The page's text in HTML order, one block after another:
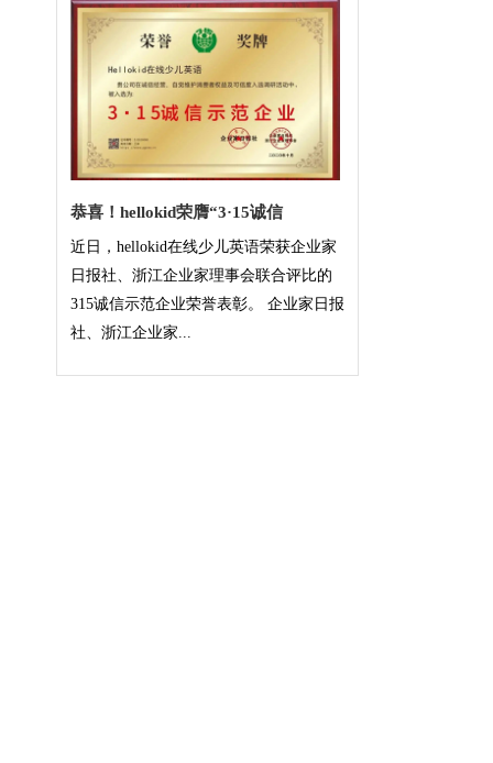
恭喜！hellokid荣膺“3·15诚信
近日，hellokid在线少儿英语荣获企业家
日报社、浙江企业家理事会联合评比的
315诚信示范企业荣誉表彰。 企业家日报
社、浙江企业家...